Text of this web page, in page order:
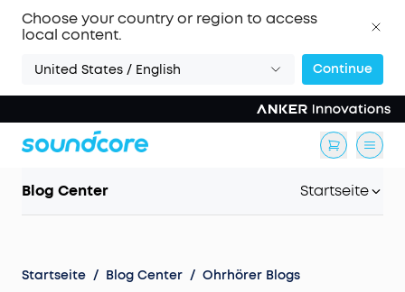
Choose your country or region to access
local content.
United States / English Continue
Blog Center Startseite
Startseite / Blog Center / Ohrhörer Blogs